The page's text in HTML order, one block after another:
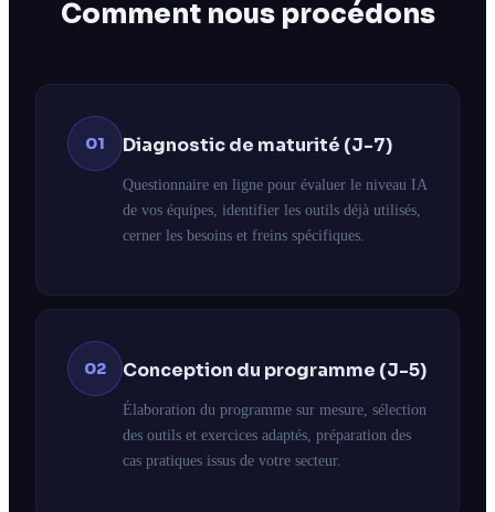
Comment nous procédons
01 Diagnostic de maturité (J-7)
Questionnaire en ligne pour évaluer le niveau IA
de vos équipes, identifier les outils déjà utilisés,
cerner les besoins et freins spécifiques.
02 Conception du programme (J-5)
Élaboration du programme sur mesure, sélection
des outils et exercices adaptés, préparation des
cas pratiques issus de votre secteur.